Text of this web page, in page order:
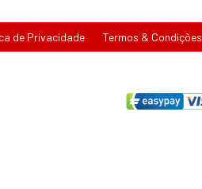
de Privacidade Termos & Condições